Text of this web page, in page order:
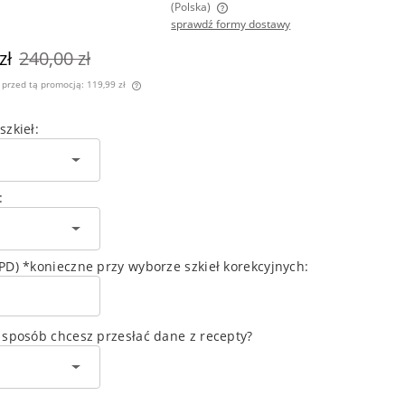
(Polska)
sprawdź formy dostawy
240,00 zł
tą promocją: 119,99 zł
krócej niż
najniższa cena od
pojawił się w
*konieczne przy wyborze szkieł korekcyjnych:
chcesz przesłać dane z recepty?